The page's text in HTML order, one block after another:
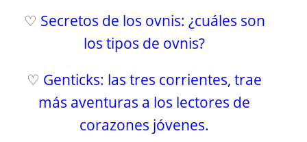
♡ Secretos de los ovnis: ¿cuáles son
los tipos de ovnis?
♡ Genticks: las tres corrientes, trae
más aventuras a los lectores de
corazones jóvenes.